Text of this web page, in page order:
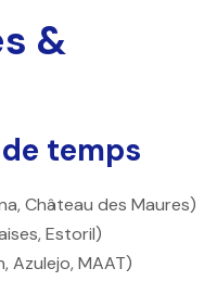
&
temps
Château des Maures)
Estoril)
Azulejo, MAAT)